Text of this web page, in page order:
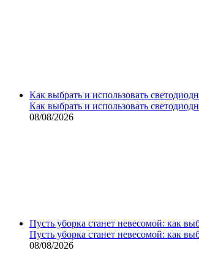
Как выбрать и использовать
Как выбрать и использовать
08/08/2026
Пусть уборка станет невесомой: как
Пусть уборка станет невесомой: как
08/08/2026